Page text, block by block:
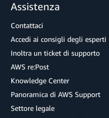
Assistenza
Contattaci
Accedi ai consigli degli esperti
Inoltra un ticket di supporto
AWS re:Post
Knowledge Center
Panoramica di AWS Support
Settore legale